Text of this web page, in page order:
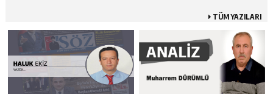
TÜM YAZILARI